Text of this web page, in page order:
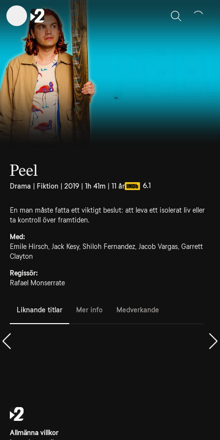
Sök
Peel
Drama | Fiktion | 2019 | 1h 41m | 11 år 6.1
En man måste fatta ett viktigt beslut: att leva ett isolerat liv eller
ta kontroll över framtiden.
Med:
Emile Hirsch, Jack Kesy, Shiloh Fernandez, Jacob Vargas, Garrett
Clayton
Regissör:
Rafael Monserrate
Liknande titlar Mer info Medverkande
Allmänna villkor